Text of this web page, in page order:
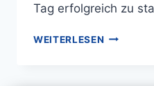
Tag erfolgreich zu
WEITERLESEN